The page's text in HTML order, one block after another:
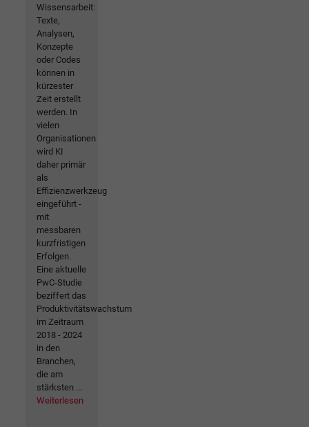
Wissensarbeit:
Texte,
Analysen,
Konzepte
oder Codes
können in
kürzester
Zeit erstellt
werden. In
vielen
Organisationen
wird KI
daher primär
als
Effizienzwerkzeug
eingeführt -
mit
messbaren
kurzfristigen
Erfolgen.
Eine aktuelle
PwC-Studie
beziffert das
Produktivitätswachstum
im Zeitraum
2018 - 2024
in den
Branchen,
die am
stärksten ...
Weiterlesen